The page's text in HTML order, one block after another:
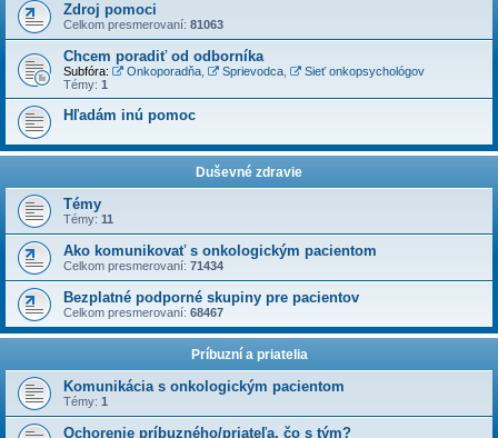
Zdroj pomoci
Celkom presmerovaní: 81063
Chcem poradiť od odborníka
Subfóra: Onkoporadňa, Sprievodca,
Sieť onkopsychológov
Témy: 1
Hľadám inú pomoc
Duševné zdravie
Témy
Témy: 11
Ako komunikovať s onkologickým pacientom
Celkom presmerovaní: 71434
Bezplatné podporné skupiny pre pacientov
Celkom presmerovaní: 68467
Príbuzní a priatelia
Komunikácia s onkologickým pacientom
Témy: 1
Ochorenie príbuzného/priateľa, čo s tým?